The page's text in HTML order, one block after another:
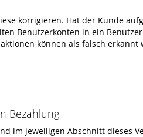
korrigieren. Hat der Kunde
Benutzerkonten in ein
können als falsch
Bezahlung
im jeweiligen Abschnitt dieses